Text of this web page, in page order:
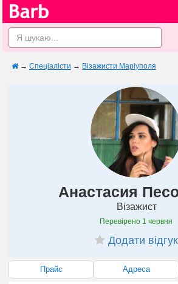
→ Спеціалісти → Візажисти Маріуполя
Анастасия
Візажист
Перевірено 1 червня
Додати відгук
Прайс Адреса